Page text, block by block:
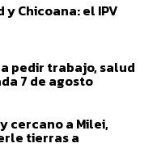
Chicoana: el IPV
pedir trabajo, salud
7 de agosto
cercano a Milei,
tierras a